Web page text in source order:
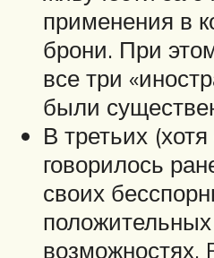
применения в
брони. При
все три
были
В третьих
говорилось
своих
положительных
возможностях,